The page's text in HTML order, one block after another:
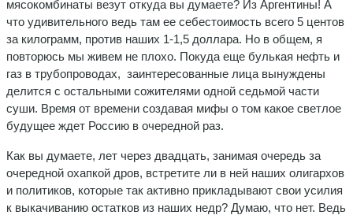
мясокомбинаты везут откуда вы думаете? Из Аргентины! А
что удивительного ведь там ее себестоимость всего 5 центов
за килограмм, против наших 1-1,5 доллара. Но в общем, я
повторюсь мы живем не плохо. Покуда еще булькая нефть и
газ в трубопроводах, заинтересованные лица вынуждены
делится с остальными сожителями одной седьмой части
суши. Время от времени создавая мифы о том какое светлое
будущее ждет Россию в очередной раз.
Как вы думаете, лет через двадцать, занимая очередь за
очередной охапкой дров, встретите ли в ней наших олигархов
и политиков, которые так активно прикладывают свои усилия
к выкачиванию остатков из наших недр? Думаю, что нет. Ведь